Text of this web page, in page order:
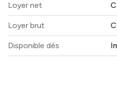
Loyer net
Loyer brut
Disponible dès